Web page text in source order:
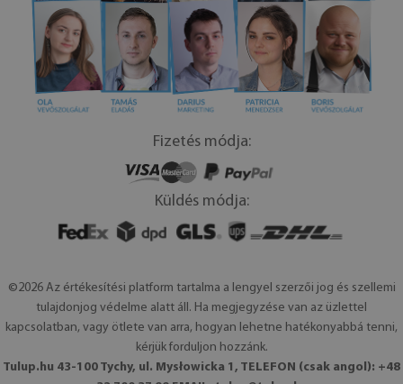
Fizetés módja:
Küldés módja:
©2026 Az értékesítési platform tartalma a lengyel szerzői jog és szellemi
tulajdonjog védelme alatt áll. Ha megjegyzése van az üzlettel
kapcsolatban, vagy ötlete van arra, hogyan lehetne hatékonyabbá tenni,
kérjük forduljon hozzánk.
Tulup.hu 43-100 Tychy, ul. Mysłowicka 1, TELEFON (csak angol): +48